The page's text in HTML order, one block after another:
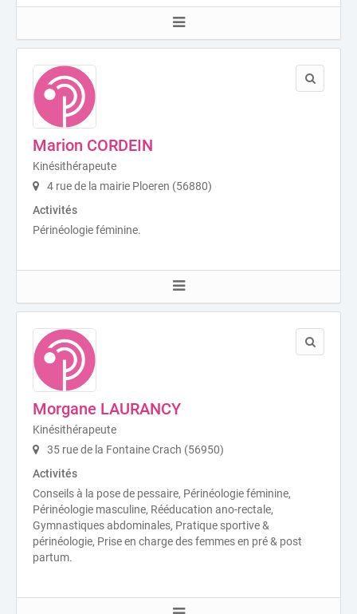
Marion CORDEIN
Kinésithérapeute
4 rue de la mairie Ploeren (56880)
Activités
Périnéologie féminine.
Morgane LAURANCY
Kinésithérapeute
35 rue de la Fontaine Crach (56950)
Activités
Conseils à la pose de pessaire, Périnéologie féminine,
Périnéologie masculine, Rééducation ano-rectale,
Gymnastiques abdominales, Pratique sportive &
périnéologie, Prise en charge des femmes en pré & post
partum.